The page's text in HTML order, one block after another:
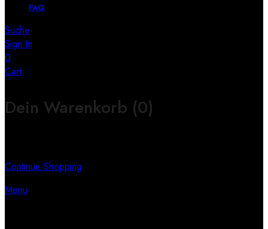
FAQ
Suche
Sign In
0
Cart
Dein Warenkorb (0)
Continue Shopping
Menu